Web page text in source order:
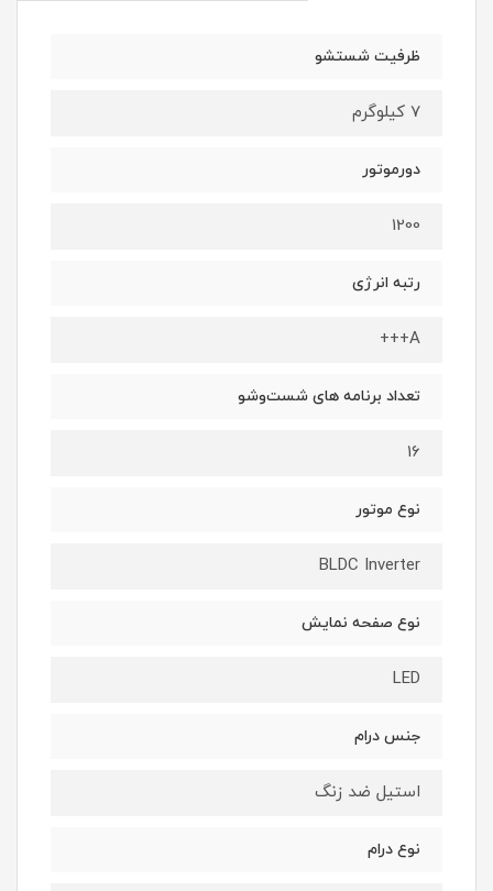
ظرفیت شستشو
7 کیلوگرم
دورموتور
1200
رتبه انرژی
A+++
تعداد برنامه های شست‌وشو
16
نوع موتور
BLDC Inverter
نوع صفحه نمایش
LED
جنس درام
استیل ضد زنگ
نوع درام